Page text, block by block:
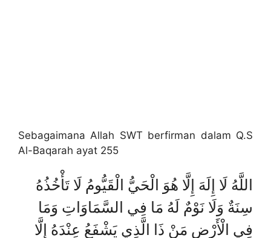
Sebagaimana Allah SWT berfirman dalam Q.S
Al-Baqarah ayat 255
اللَّهُ لَا إِلَهَ إِلَّا هُوَ الْحَيُّ الْقَيُّومُ لَا تَأْخُذُهُ
سِنَةٌ وَلَا نَوْمٌ لَهُ مَا فِي السَّمَاوَاتِ وَمَا
فِي الْأَرْضِ مَنْ ذَا الَّذِي يَشْفَعُ عِنْدَهُ إِلَّا